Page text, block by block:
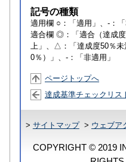
記号の種類
適用欄 ○：「適用」、-：「
適合欄 ◎：「適合（達成
上」、△：「達成度50％
0％）」、-：「非適用」
ページトップへ
達成基準チェックリス
> サイトマップ> ウェブア
COPYRIGHT © 2019